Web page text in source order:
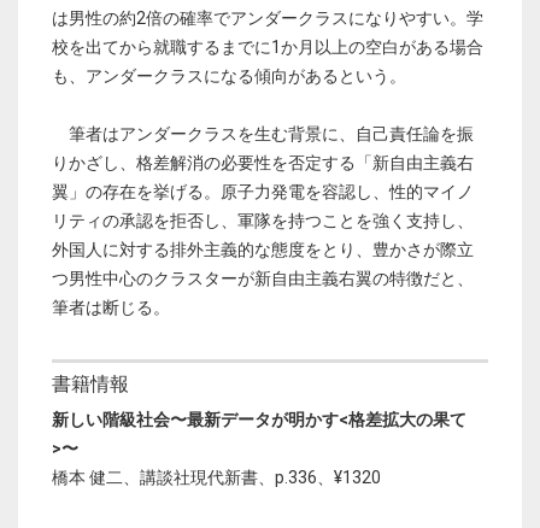
は男性の約2倍の確率でアンダークラスになりやすい。学
校を出てから就職するまでに1か月以上の空白がある場合
も、アンダークラスになる傾向があるという。
筆者はアンダークラスを生む背景に、自己責任論を振
りかざし、格差解消の必要性を否定する「新自由主義右
翼」の存在を挙げる。原子力発電を容認し、性的マイノ
リティの承認を拒否し、軍隊を持つことを強く支持し、
外国人に対する排外主義的な態度をとり、豊かさが際立
つ男性中心のクラスターが新自由主義右翼の特徴だと、
筆者は断じる。
書籍情報
新しい階級社会〜最新データが明かす<格差拡大の果て
>〜
橋本 健二、講談社現代新書、p.336、¥1320